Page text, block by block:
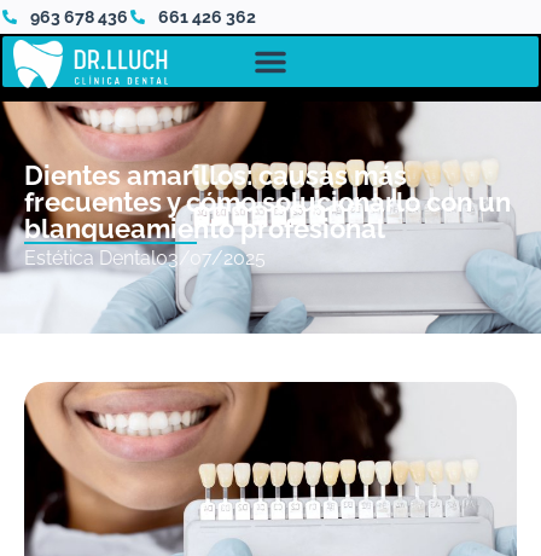
963 678 436 661 426 362
Dientes amarillos: causas más
frecuentes y cómo solucionarlo con un
blanqueamiento profesional
Estética Dental03/07/2025